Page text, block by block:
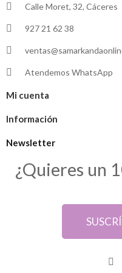
Calle Moret, 32, Cáceres
927 21 62 38
Atendemos WhatsApp
Mi cuenta
Información
Newsletter
¿Quieres un